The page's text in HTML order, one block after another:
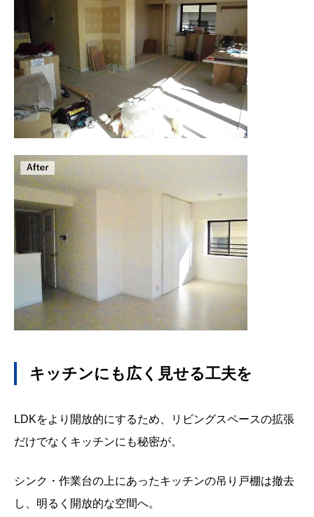
キッチンにも広く見せる工夫を
LDKをより開放的にするため、リビングスペースの拡張
だけでなくキッチンにも秘密が。
シンク・作業台の上にあったキッチンの吊り戸棚は撤去
し、明るく開放的な空間へ。